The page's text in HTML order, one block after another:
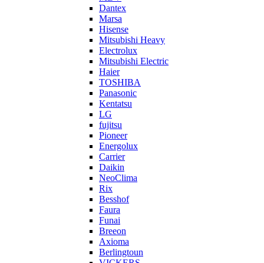
Dantex
Marsa
Hisense
Mitsubishi Heavy
Electrolux
Mitsubishi Electric
Haier
TOSHIBA
Panasonic
Kentatsu
LG
fujitsu
Pioneer
Energolux
Carrier
Daikin
NeoClima
Rix
Besshof
Faura
Funai
Breeon
Axioma
Berlingtoun